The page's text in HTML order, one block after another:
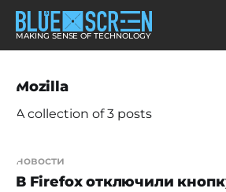
MAKING SENSE OF TECHNOLOGY
Mozilla
A collection of 3 posts
новости
В Firefox отключили